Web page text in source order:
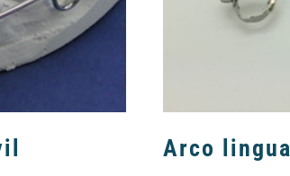
Arco lingual